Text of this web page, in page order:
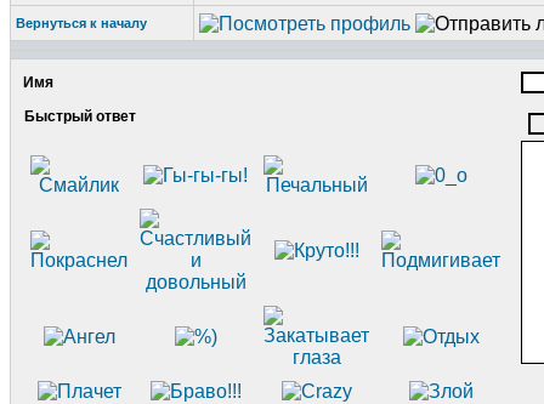
Вернуться к началу
Имя
Быстрый ответ